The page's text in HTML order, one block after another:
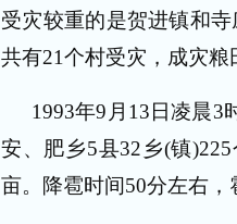
受灾较重的是贺进镇和
共有21个村受灾，成灾粮
1993年9 月 13 日凌晨3
安、肥乡5县32 乡(镇)225
亩。降雹时间50分左右，